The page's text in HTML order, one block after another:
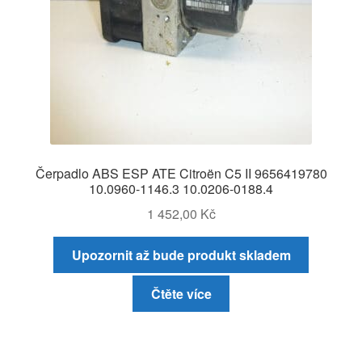
Čerpadlo ABS ESP ATE Citroën C5 II 9656419780
10.0960-1146.3 10.0206-0188.4
1 452,00 Kč
Upozornit až bude produkt skladem
Čtěte více